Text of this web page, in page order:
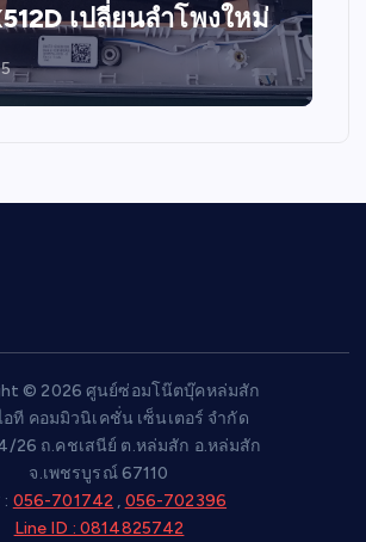
เปลี่ยนลำโพงใหม่
© 2026 ศูนย์ซ่อมโน๊ตบุ๊คหล่มสัก
ที คอมมิวนิเคชั่น เซ็นเตอร์ จำกัด
26 ถ.คชเสนีย์ ต.หล่มสัก อ.หล่มสัก
จ.เพชรบูรณ์ 67110
056-701742 , 056-702396
Line ID : 0814825742